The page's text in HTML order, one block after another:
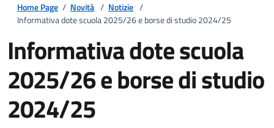
Home Page / Novità / Notizie /
Informativa dote scuola 2025/26 e borse di studio 2024/25
Informativa dote scuola
2025/26 e borse di studio
2024/25